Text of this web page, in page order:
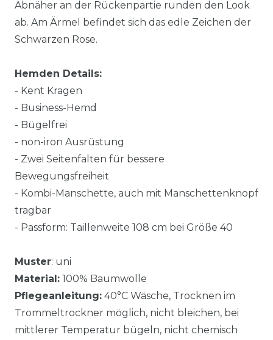
Abnäher an der Rückenpartie runden den Look
ab. Am Ärmel befindet sich das edle Zeichen der
Schwarzen Rose.
Hemden Details:
- Kent Kragen
- Business-Hemd
- Bügelfrei
- non-iron Ausrüstung
- Zwei Seitenfalten für bessere
Bewegungsfreiheit
- Kombi-Manschette, auch mit Manschettenknopf
tragbar
- Passform: Taillenweite 108 cm bei Größe 40
Muster: uni
Material: 100% Baumwolle
Pflegeanleitung: 40°C Wäsche, Trocknen im
Trommeltrockner möglich, nicht bleichen, bei
mittlerer Temperatur bügeln, nicht chemisch